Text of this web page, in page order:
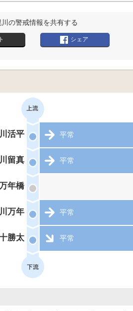
の警戒情報を共有する
シェア
活平 平常
留真 平常
年橋
万年 平常
勝太 平常